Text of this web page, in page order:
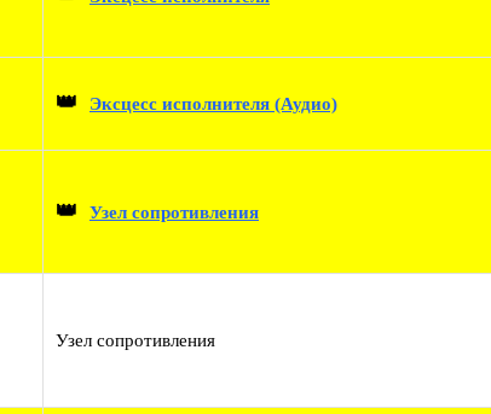
👑 Эксцесс исполнителя (Аудио)
👑 Узел сопротивления
Узел сопротивления